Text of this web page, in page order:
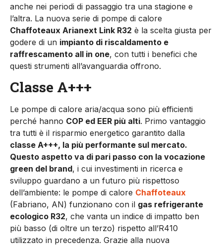
anche nei periodi di passaggio tra una stagione e
l’altra. La nuova serie di pompe di calore
Chaffoteaux Arianext Link R32 è la scelta giusta per
godere di un impianto di riscaldamento e
raffrescamento all in one, con tutti i benefici che
questi strumenti all’avanguardia offrono.
Classe A+++
Le pompe di calore aria/acqua sono più efficienti
perché hanno COP ed EER più alti. Primo vantaggio
tra tutti è il risparmio energetico garantito dalla
classe A+++, la più performante sul mercato.
Questo aspetto va di pari passo con la vocazione
green del brand, i cui investimenti in ricerca e
sviluppo guardano a un futuro più rispettoso
dell’ambiente: le pompe di calore Chaffoteaux
(Fabriano, AN) funzionano con il gas refrigerante
ecologico R32, che vanta un indice di impatto ben
più basso (di oltre un terzo) rispetto all’R410
utilizzato in precedenza. Grazie alla nuova